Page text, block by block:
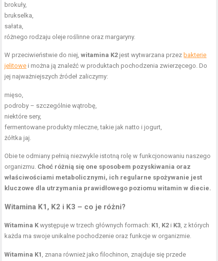
brokuły,
brukselka,
sałata,
różnego rodzaju oleje roślinne oraz margaryny.
W przeciwieństwie do niej,witamina K2 jest wytwarzana przez bakterie
jelitowe i można ją znaleźć w produktach pochodzenia zwierzęcego. Do
jej najważniejszych źródeł zaliczymy:
mięso,
podroby – szczególnie wątrobę,
niektóre sery,
fermentowane produkty mleczne, takie jak natto i jogurt,
żółtka jaj.
Obie te odmiany pełnią niezwykle istotną rolę w funkcjonowaniu naszego
organizmu. Choć różnią się one sposobem pozyskiwania oraz
właściwościami metabolicznymi, ich regularne spożywanie jest
kluczowe dla utrzymania prawidłowego poziomu witamin w diecie.
Witamina K1, K2 i K3 – co je różni?
Witamina K występuje w trzech głównych formach: K1 , K2 i K3, z których
każda ma swoje unikalne pochodzenie oraz funkcje w organizmie.
Witamina K1 , znana również jako filochinon, znajduje się przede